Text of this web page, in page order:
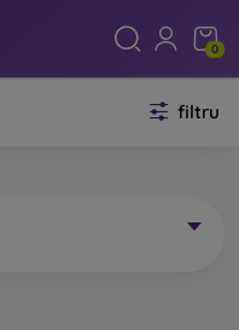
0
filtru